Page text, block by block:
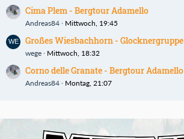
Cima Plem - Bergtour Adamello
Andreas84 Mittwoch, 19:45
Großes Wiesbachhorn - Glocknergruppe
wege Mittwoch, 18:32
Corno delle Granate - Bergtour Adamello
Andreas84 Montag, 21:07